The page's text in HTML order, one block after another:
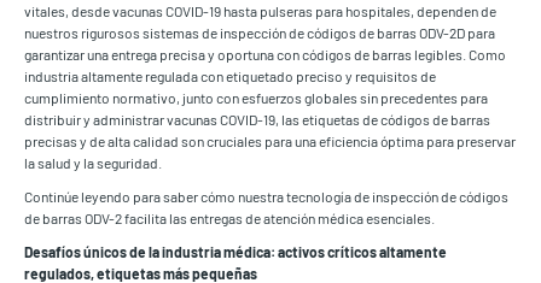
vitales, desde vacunas COVID-19 hasta pulseras para hospitales, dependen de
nuestros rigurosos sistemas de inspección de códigos de barras ODV-2D para
garantizar una entrega precisa y oportuna con códigos de barras legibles. Como
industria altamente regulada con etiquetado preciso y requisitos de
cumplimiento normativo, junto con esfuerzos globales sin precedentes para
distribuir y administrar vacunas COVID-19, las etiquetas de códigos de barras
precisas y de alta calidad son cruciales para una eficiencia óptima para preservar
la salud y la seguridad.
Continúe leyendo para saber cómo nuestra tecnología de inspección de códigos
de barras ODV-2 facilita las entregas de atención médica esenciales.
Desafíos únicos de la industria médica: activos críticos altamente
regulados, etiquetas más pequeñas